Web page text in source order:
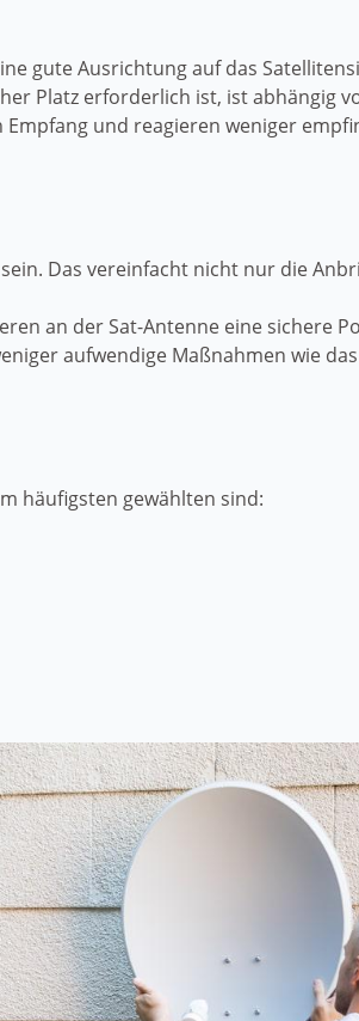
gute Ausrichtung auf das
Platz erforderlich ist, ist abhängig
und reagieren weniger
Das vereinfacht nicht nur die
an der Sat-Antenne eine sichere
aufwendige Maßnahmen wie
häufigsten gewählten sind: